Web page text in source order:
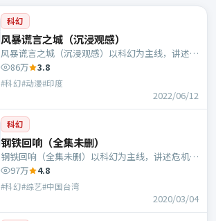
科幻
风暴谎言之城（沉浸观感）
风暴谎言之城（沉浸观感）以科幻为主线，讲述危
机中的抉择与人物成长；印度班底，娄烨执导，凯
特·布兰切特、基里安·墨菲等主演。
86万 3.8
#科幻#动漫#印度
2022/06/12
科幻
钢铁回响（全集未删）
钢铁回响（全集未删）以科幻为主线，讲述危机中
的抉择与人物成长；中国台湾班底，郭帆执导，周
冬雨、白宇等主演。
97万 4.8
#科幻#综艺#中国台湾
2020/03/04